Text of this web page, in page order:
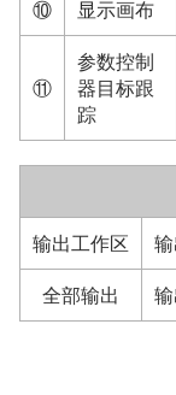
⑩ 显示画布
⑪
参数控制
器目标跟
踪
输出工作区
全部输出